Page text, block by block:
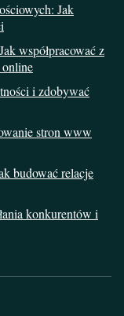
Jak
współpracować z
i zdobywać
stron www
budować relacje
konkurentów i